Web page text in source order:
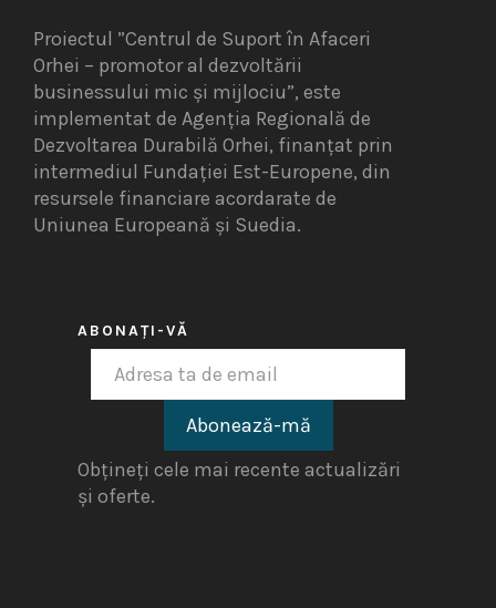
Proiectul ”Centrul de Suport în Afaceri
Orhei – promotor al dezvoltării
businessului mic și mijlociu”, este
implementat de Agenția Regională de
Dezvoltarea Durabilă Orhei, finanțat prin
intermediul Fundației Est-Europene, din
resursele financiare acordarate de
Uniunea Europeană și Suedia.
ABONAȚI-VĂ
Obțineți cele mai recente actualizări
și oferte.